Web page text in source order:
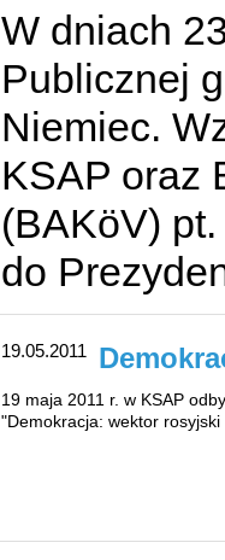
W dniach
Publicznej
Niemiec.
KSAP oraz
(BAKöV)
do
19.05.2011
19 maja 2011 r. w KSAP
"Demokracja: wektor